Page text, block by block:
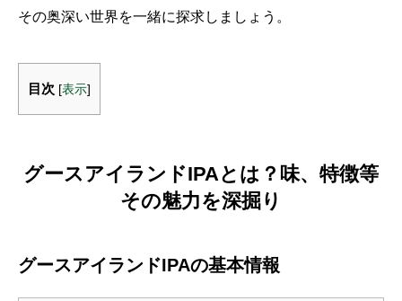
その奥深い世界を一緒に探求しましょう。
目次 [表示]
グースアイランドIPAとは？味、特徴等
その魅力を深掘り
グースアイランドIPAの基本情報